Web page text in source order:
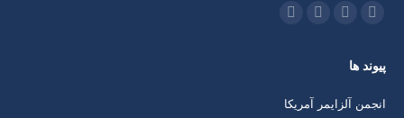
ما را دنبال کنید در:
کردن
پیوند ها
انجمن آلزایمر آمریکا